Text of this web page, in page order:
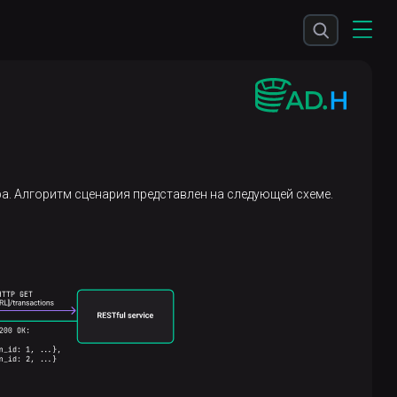
Алгоритм сценария представлен на следующей схеме.